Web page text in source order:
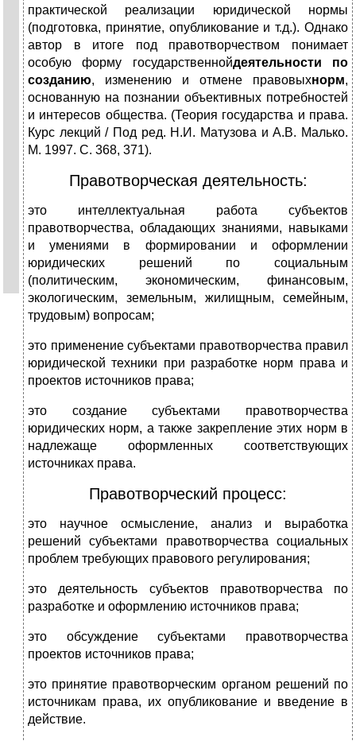
практической реализации юридической нормы
(подготовка, принятие, опубликование и т.д.). Однако
автор в итоге под правотворчеством понимает
особую форму государственнойдеятельности по
созданию, изменению и отмене правовыхнорм,
основанную на познании объективных потребностей
и интересов общества. (Теория государства и права.
Курс лекций / Под ред. Н.И. Матузова и А.В. Малько.
М. 1997. С. 368, 371).
Правотворческая деятельность:
это интеллектуальная работа субъектов
правотворчества, обладающих знаниями, навыками
и умениями в формировании и оформлении
юридических решений по социальным
(политическим, экономическим, финансовым,
экологическим, земельным, жилищным, семейным,
трудовым) вопросам;
это применение субъектами правотворчества правил
юридической техники при разработке норм права и
проектов источников права;
это создание субъектами правотворчества
юридических норм, а также закрепление этих норм в
надлежаще оформленных соответствующих
источниках права.
Правотворческий процесс:
это научное осмысление, анализ и выработка
решений субъектами правотворчества социальных
проблем требующих правового регулирования;
это деятельность субъектов правотворчества по
разработке и оформлению источников права;
это обсуждение субъектами правотворчества
проектов источников права;
это принятие правотворческим органом решений по
источникам права, их опубликование и введение в
действие.